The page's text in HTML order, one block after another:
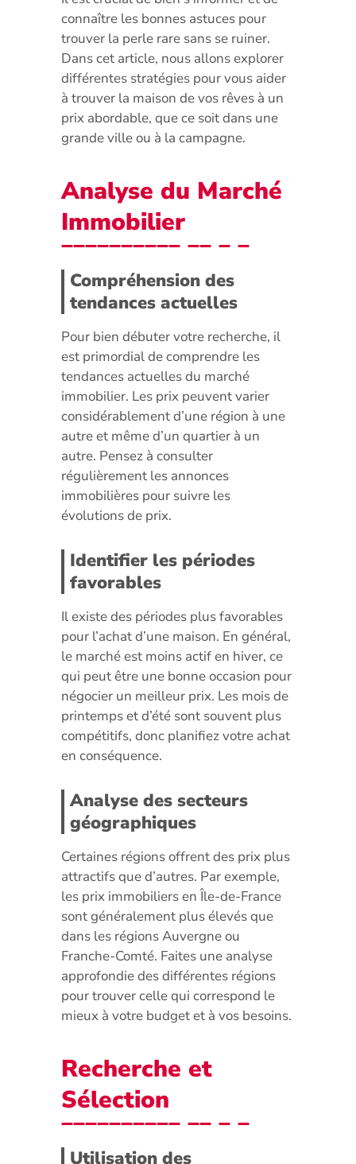
connaître les bonnes astuces pour
trouver la perle rare sans se ruiner.
Dans cet article, nous allons explorer
différentes stratégies pour vous aider
à trouver la maison de vos rêves à un
prix abordable, que ce soit dans une
grande ville ou à la campagne.
Analyse du Marché
Immobilier
Compréhension des
tendances actuelles
Pour bien débuter votre recherche, il
est primordial de comprendre les
tendances actuelles du marché
immobilier. Les prix peuvent varier
considérablement d’une région à une
autre et même d’un quartier à un
autre. Pensez à consulter
régulièrement les annonces
immobilières pour suivre les
évolutions de prix.
Identifier les périodes
favorables
Il existe des périodes plus favorables
pour l’achat d’une maison. En général,
le marché est moins actif en hiver, ce
qui peut être une bonne occasion pour
négocier un meilleur prix. Les mois de
printemps et d’été sont souvent plus
compétitifs, donc planifiez votre achat
en conséquence.
Analyse des secteurs
géographiques
Certaines régions offrent des prix plus
attractifs que d’autres. Par exemple,
les prix immobiliers en Île-de-France
sont généralement plus élevés que
dans les régions Auvergne ou
Franche-Comté. Faites une analyse
approfondie des différentes régions
pour trouver celle qui correspond le
mieux à votre budget et à vos besoins.
Recherche et
Sélection
Utilisation des